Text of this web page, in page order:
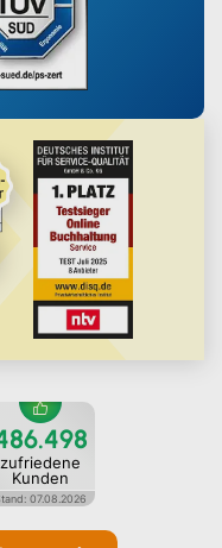
zufriedene
Kunden
07.08.2026